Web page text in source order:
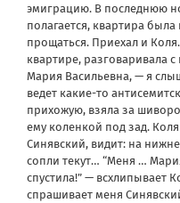
эмиграцию. В последнюю
полагается, квартира
прощаться. Приехал и
квартире, разговаривала
Мария Васильевна, — я
ведет какие-то
прихожую, взяла за
ему коленкой под зад.
Синявский, видит: на
сопли текут… “Меня …
спустила!” — всхлипывает
спрашивает меня